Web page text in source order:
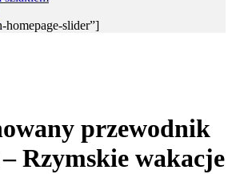
homepage-slider”]
przewodnik
Rzymskie wakacje